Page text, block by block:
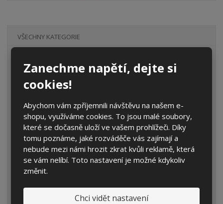
Zanechme napětí, dejte si
cookies!
Abychom vám zpříjemnili návštěvu na našem e-
shopu, využíváme cookies. To jsou malé soubory,
které se dočasně uloží ve vašem prohlížeči. Díky
tomu poznáme, jaké rozváděče vás zajímají a
nebude mezi námi hrozit zkrat kvůli reklamě, která
se vám nelíbí. Toto nastavení je možné kdykoliv
změnit.
Chci vidět nastavení
VŠECHNY KATEGORIE
Přípojkové skříně
Plynoměrové skříně
Rozvaděče pro veřejné osvětlení
Sestavy pro rodinné domy
Staveništní rozvaděče